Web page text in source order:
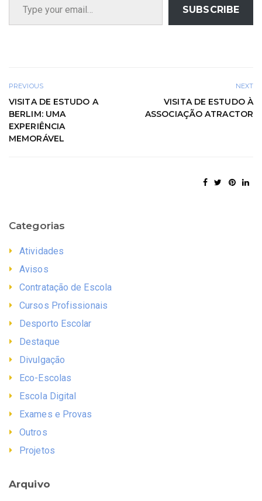
SUBSCRIBE
PREVIOUS
VISITA DE ESTUDO A
BERLIM: UMA
EXPERIÊNCIA
MEMORÁVEL
NEXT
VISITA DE ESTUDO À
ASSOCIAÇÃO ATRACTOR
Categorias
Atividades
Avisos
Contratação de Escola
Cursos Profissionais
Desporto Escolar
Destaque
Divulgação
Eco-Escolas
Escola Digital
Exames e Provas
Outros
Projetos
Arquivo